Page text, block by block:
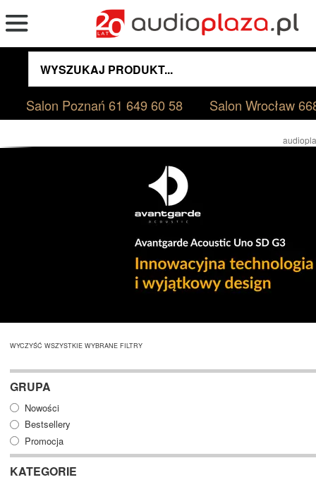
Salon Poznań61 649 60 58 Salon Wrocław
WYCZYŚĆ WSZYSTKIE WYBRANE FILTRY
GRUPA
Nowości
Bestsellery
Promocja
KATEGORIE